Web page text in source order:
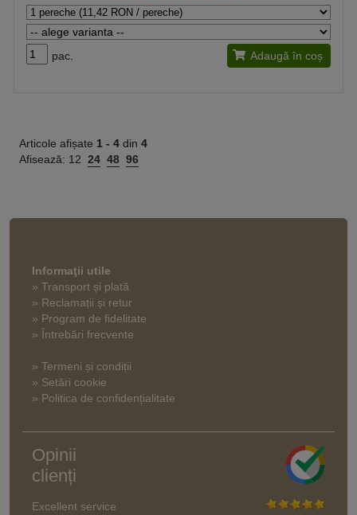
pac. Adaugă în coș
Articole afișate 1 - 4 din 4
Afisează: 12 24 48 96
Informaţii utile
» Transport și plată
» Reclamații și retur
» Program de fidelitate
» Întrebări frecvente
» Termeni și condiții
» Setări cookie
» Politica de confidențialitate
Opinii
clienți
Excellent service